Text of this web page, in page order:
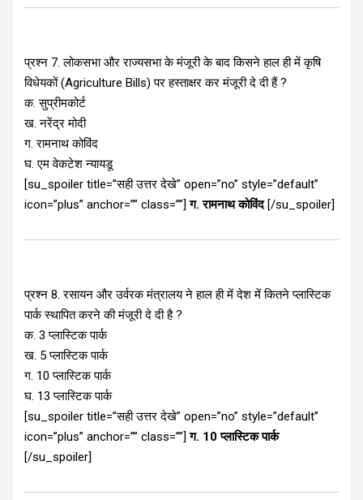
प्रश्न 7. लोकसभा और राज्यसभा के मंजूरी के बाद किसने हाल ही में कृषि
विधेयकों (Agriculture Bills) पर हस्ताक्षर कर मंजूरी दे दी हैं ?
क. सुप्रीमकोर्ट
ख. नरेंद्र मोदी
ग. रामनाथ कोविंद
घ. एम वेकटेश न्यायडू
[su_spoiler title=”सही उत्तर देखे” open=”no” style=”default”
icon=”plus” anchor=”” class=””]ग. रामनाथ कोविंद[/su_spoiler]
प्रश्न 8. रसायन और उर्वरक मंत्रालय ने हाल ही में देश में कितने प्लास्टिक
पार्क स्थापित करने की मंजूरी दे दी है ?
क. 3 प्लास्टिक पार्क
ख. 5 प्लास्टिक पार्क
ग. 10 प्लास्टिक पार्क
घ. 13 प्लास्टिक पार्क
[su_spoiler title=”सही उत्तर देखे” open=”no” style=”default”
icon=”plus” anchor=”” class=””]ग. 10 प्लास्टिक पार्क
[/su_spoiler]